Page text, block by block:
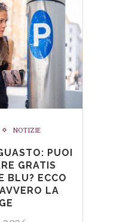
NOTIZIE
PUOI
GRATIS
BLU? ECCO
LA